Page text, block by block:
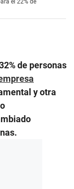
el 22% de
de personas
y otra